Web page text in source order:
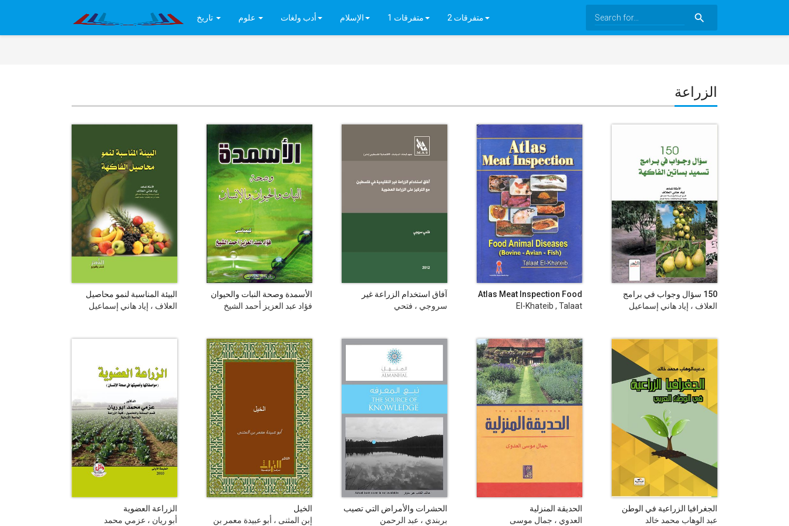
search أدب ولغات الإسلام متفرقات 1 متفرقات 2
الزراعة
150 سؤال وجواب في برامج
تسميد بساتين الفاكهة
العلاف ، إياد هاني إسماعيل
Atlas Meat Inspection Food
Animal Diseases Bovine,
El-Khateib , Talaat
آفاق استخدام الزراعة غير
التقليدية في فلسطين مع
سروجي ، فتحي
الأسمدة وصحة النبات والحيوان
والإنسان
فؤاد عبد العزيز أحمد الشيخ
البيئة المناسبة لنمو محاصيل
الفاكهة
العلاف ، إياد هاني إسماعيل
الجغرافيا الزراعية في الوطن
العربي
عبد الوهاب محمد خالد
الحديقة المنزلية
العدوي ، جمال موسى
الحشرات والأمراض التي تصيب
الزيتون
بربندي ، عبد الرحمن
الخيل
إبن المثنى ، أبو عبيدة معمر بن
الزراعة العضوية
أبو ريان ، عزمي محمد